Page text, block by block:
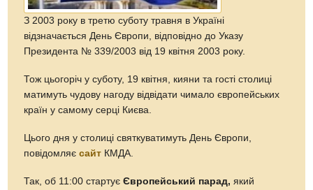
З 2003 року в третю суботу травня в Україні
відзначається День Європи, відповідно до Указу
Президента № 339/2003 від 19 квітня 2003 року.
Тож цьогоріч у суботу, 19 квітня, кияни та гості столиці
матимуть чудову нагоду відвідати чимало європейських
країн у самому серці Києва.
Цього дня у столиці святкуватимуть День Європи,
повідомляєсайт КМДА.
Так, об 11:00 стартуєЄвропейський парад, який